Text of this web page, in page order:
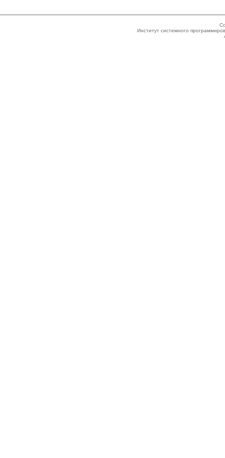
Институт системного